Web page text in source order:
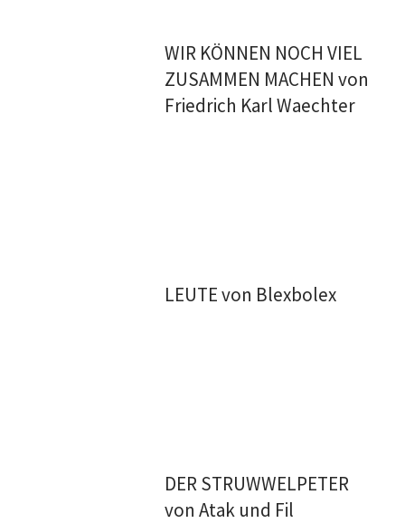
WIR KÖNNEN NOCH VIEL
ZUSAMMEN MACHEN von
Friedrich Karl Waechter
LEUTE von Blexbolex
DER STRUWWELPETER
von Atak und Fil